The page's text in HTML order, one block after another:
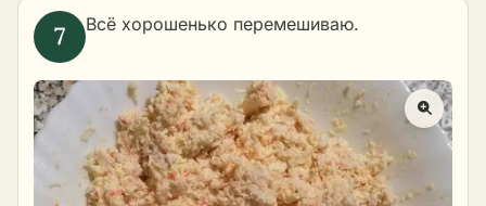
Всё хорошенько перемешиваю.